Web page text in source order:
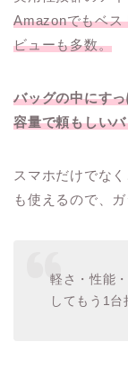
Amazonでもベス
ビューも多数。
バッグの中にす
容量で頼もしい
スマホだけでな
も使えるので、
軽さ・性能
してもう1台